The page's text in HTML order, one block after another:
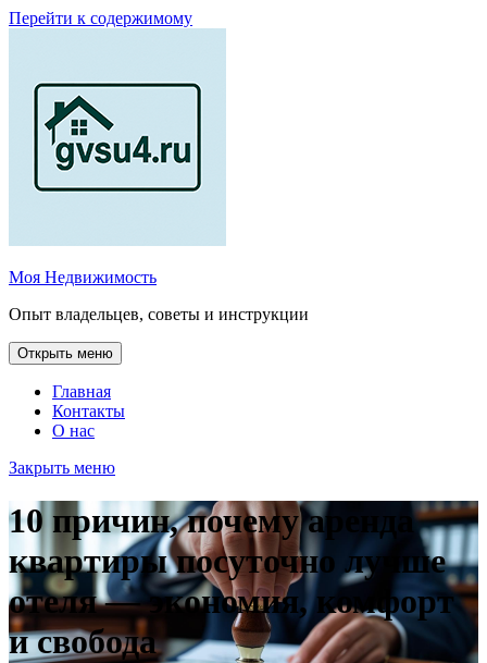
Перейти к содержимому
Моя Недвижимость
Опыт владельцев, советы и инструкции
Открыть меню
Главная
Контакты
О нас
Закрыть меню
10 причин, почему аренда
квартиры посуточно лучше
отеля — экономия, комфорт
и свобода